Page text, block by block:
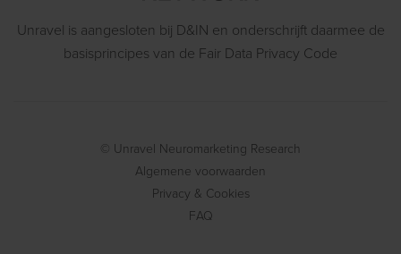
Unravel is aangesloten bij D&IN en onderschrijft daarmee de
basisprincipes van de Fair Data Privacy Code
© Unravel Neuromarketing Research
Algemene voorwaarden
Privacy & Cookies
FAQ